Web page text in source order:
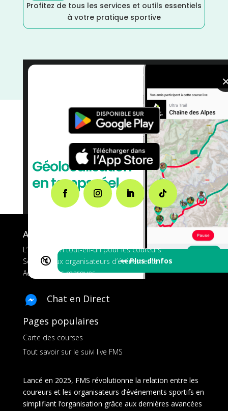
Profitez de tous les services et outils essentiels
à votre pratique sportive
🔇 👀 Plus d'Infos
Course à Obstacles
A propos de FMS
L’application tout-en-un pour les coureurs
Services aux organisateurs d’événements
Ads pour les marques
Chat en Direct
Pages populaires
Carte des courses
Tout savoir sur le suivi live FMS
Lancé en 2025, FMS révolutionne la relation entre les
coureurs et les organisateurs d’événements sportifs en
simplifiant l’organisation grâce aux dernières avancées